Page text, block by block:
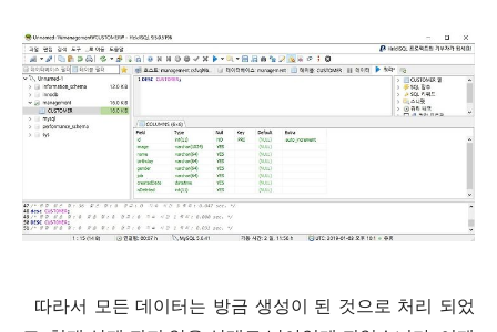
따라서 모든 데이터는 방금 생성이 된 것으로 처리 되었